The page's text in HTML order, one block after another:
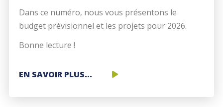
Dans ce numéro, nous vous présentons le
budget prévisionnel et les projets pour 2026.
Bonne lecture !
EN SAVOIR PLUS...
UN
ELAN